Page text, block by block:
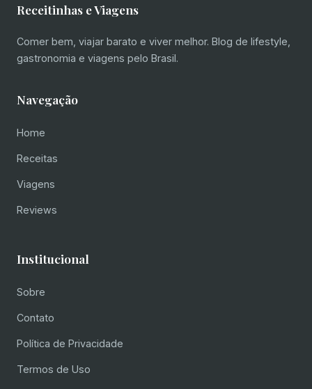
Receitinhas e Viagens
Comer bem, viajar barato e viver melhor. Blog de lifestyle,
gastronomia e viagens pelo Brasil.
Navegação
Home
Receitas
Viagens
Reviews
Institucional
Sobre
Contato
Política de Privacidade
Termos de Uso